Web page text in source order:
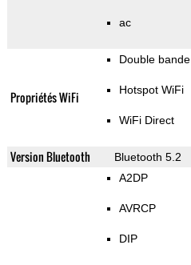
ac
Propriétés WiFi
Double bande
Hotspot WiFi
WiFi Direct
Version Bluetooth Bluetooth 5.2
A2DP
AVRCP
DIP